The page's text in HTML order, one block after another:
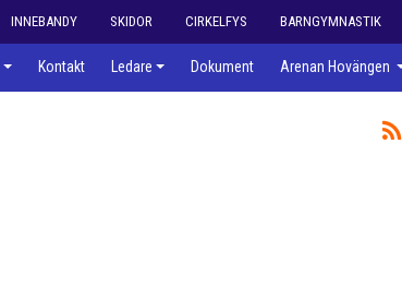
INNEBANDY SKIDOR CIRKELFYS BARNGYMNASTIK
Kontakt Ledare Dokument Arenan Hovängen